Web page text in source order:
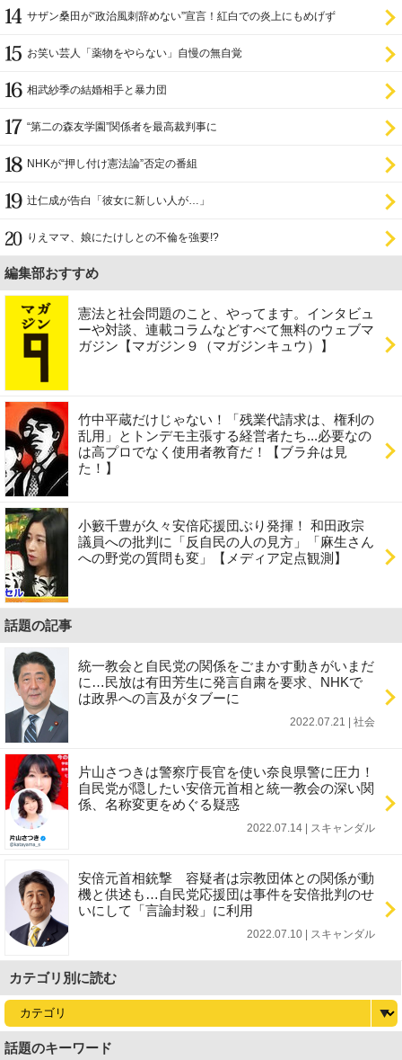
サザン桑田が“政治風刺辞めない”宣言！紅白での炎上にもめげず
お笑い芸人「薬物をやらない」自慢の無自覚
相武紗季の結婚相手と暴力団
“第二の森友学園”関係者を最高裁判事に
NHKが“押し付け憲法論”否定の番組
辻仁成が告白「彼女に新しい人が…」
りえママ、娘にたけしとの不倫を強要!?
編集部おすすめ
憲法と社会問題のこと、やってます。インタビュ
ーや対談、連載コラムなどすべて無料のウェブマ
ガジン【マガジン９（マガジンキュウ）】
竹中平蔵だけじゃない！「残業代請求は、権利の
乱用」とトンデモ主張する経営者たち...必要なの
は高プロでなく使用者教育だ！【ブラ弁は見
た！】
小籔千豊が久々安倍応援団ぶり発揮！ 和田政宗
議員への批判に「反自民の人の見方」「麻生さん
への野党の質問も変」【メディア定点観測】
話題の記事
統一教会と自民党の関係をごまかす動きがいまだ
に…民放は有田芳生に発言自粛を要求、NHKで
は政界への言及がタブーに
2022.07.21 | 社会
片山さつきは警察庁長官を使い奈良県警に圧力！
自民党が隠したい安倍元首相と統一教会の深い関
係、名称変更をめぐる疑惑
2022.07.14 | スキャンダル
安倍元首相銃撃 容疑者は宗教団体との関係が動
機と供述も…自民党応援団は事件を安倍批判のせ
いにして「言論封殺」に利用
2022.07.10 | スキャンダル
カテゴリ別に読む
話題のキーワード